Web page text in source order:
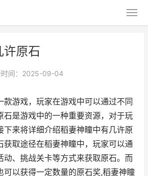
许原石
时间：2025-09-04
款游戏，玩家在游戏中可以通过不同
石是游戏中的一种重要资源，对于玩
下来将详细介绍稻妻神瞳中有几许原
获取途径在稻妻神瞳中，玩家可以通
动、挑战关卡等方式来获取原石。而
可以获得一定数量的原石奖,稻妻神瞳